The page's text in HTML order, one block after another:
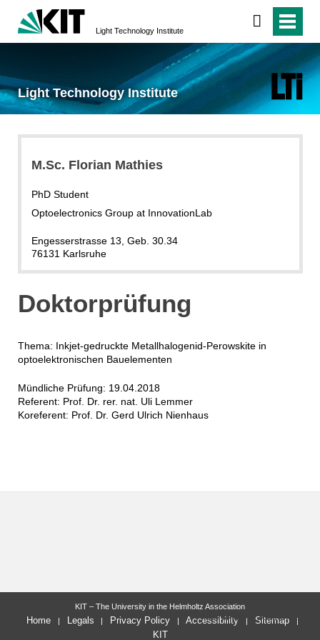
Light Technology Institute
Light Technology Institute
M.Sc. Florian Mathies
PhD Student
Optoelectronics Group at InnovationLab
Engesserstrasse 13, Geb. 30.34
76131 Karlsruhe
Doktorprüfung
Thema: Inkjet-gedruckte Metallhalogenid-Perowskite in
optoelektronischen Bauelementen
Mündliche Prüfung: 19.04.2018
Referent: Prof. Dr. rer. nat. Uli Lemmer
Koreferent: Prof. Dr. Gerd Ulrich Nienhaus
last change: 2022-07-14
KIT – The University in the Helmholtz Association
Home Legals Privacy Policy Accessibility
Sitemap
KIT